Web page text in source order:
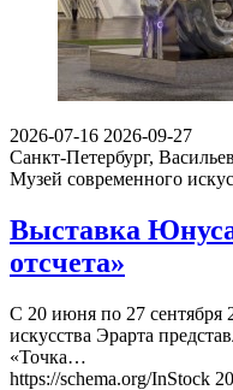
2026-07-16 2026-09-27
Санкт-Петербург,
Музей современного
Выставка
отсчета»
С 20 июня по 27 сентября
искусства Эрарта
«Точка…
https://schema.org/InStock